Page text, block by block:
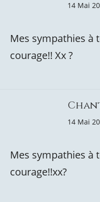
14 Mai
Mes sympathies à
courage!! Xx ?
14 Mai
Mes sympathies à
courage!!xx?